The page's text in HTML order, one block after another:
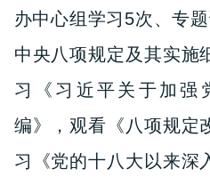
办中心组学习5次、专
中央八项规定及其实施
习《习近平关于加强
编》，观看《八项规定
习《党的十八大以来深